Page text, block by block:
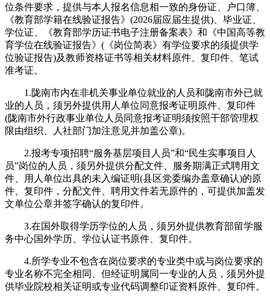
位条件要求，提供与本人报名信息相一致的身份证、户口簿、
《教育部学籍在线验证报告》(2026届应届生提供)、毕业证、
学位证、《教育部学历证书电子注册备案表》和《中国高等教
育学位在线验证报告》(《岗位简表》有学位要求的须提供学
位验证报告)及教师资格证书等相关材料原件、复印件、笔试
准考证。
1.陇南市内在非机关事业单位就业的人员和陇南市外已就
业的人员，须另外提供用人单位同意报考证明原件、复印件
(陇南市外行政事业单位人员同意报考证明须按照干部管理权
限由组织、人社部门加注意见并加盖公章)。
2.报考专项招聘“服务基层项目人员”和“民生实事项目人
员”岗位的人员，须另外提供分配文件、服务期满正式聘用文
件、用人单位出具的未入编证明(县区党委编办盖章确认)的原
件、复印件，分配文件、聘用文件若无原件的，可提供加盖发
文单位公章并签字确认的复印件。
3.在国外取得学历学位的人员，须另外提供教育部留学服
务中心国外学历、学位认证书原件、复印件。
4.所学专业不包含在岗位要求的专业类中或与岗位要求的
专业名称不完全相同、但经证明属同一专业的人员，须另外提
供毕业院校相关证明或专业代码调整印证资料原件、复印件。